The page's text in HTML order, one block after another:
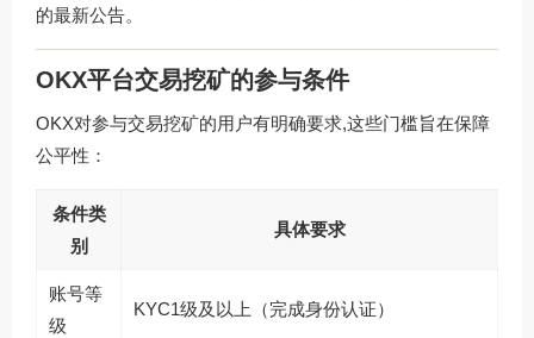
的最新公告。
OKX平台交易挖矿的参与条件
OKX对参与交易挖矿的用户有明确要求,这些门槛旨在保障
公平性：
条件类
别
具体要求
账号等
级
KYC1级及以上（完成身份认证）